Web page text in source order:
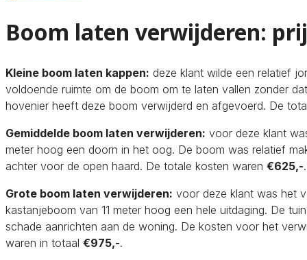
Boom laten verwijderen:
Kleine boom laten kappen: deze klant wilde een relatief
voldoende ruimte om de boom om te laten vallen zonder
hovenier heeft deze boom verwijderd en afgevoerd. De
Gemiddelde boom laten verwijderen: voor deze klant
meter hoog een doorn in het oog. De boom was relatief
achter voor de open haard. De totale kosten waren €625,-.
Grote boom laten verwijderen: voor deze klant was het
kastanjeboom van 11 meter hoog een hele uitdaging. De
schade aanrichten aan de woning. De kosten voor het
waren in totaal €975,-.